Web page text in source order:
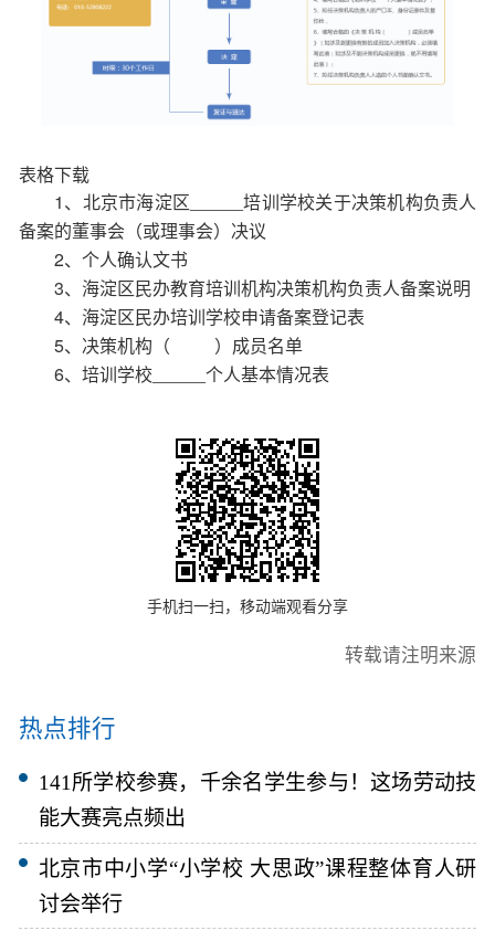
表格下载
1、
北京市海淀区______培训学校关于决策机构负责人
备案的董事会（或理事会）决议
2、 个人确认文书
3、 海淀区民办教育培训机构决策机构负责人备案说明
4、 海淀区民办培训学校申请备案登记表
5、 决策机构（ ）成员名单
6、 培训学校______个人基本情况表
手机扫一扫，移动端观看分享
转载请注明来源
热点排行
141所学校参赛，千余名学生参与！这场劳动技
能大赛亮点频出
北京市中小学“小学校 大思政”课程整体育人研
讨会举行